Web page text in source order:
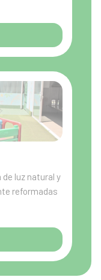
luz natural y
reformadas